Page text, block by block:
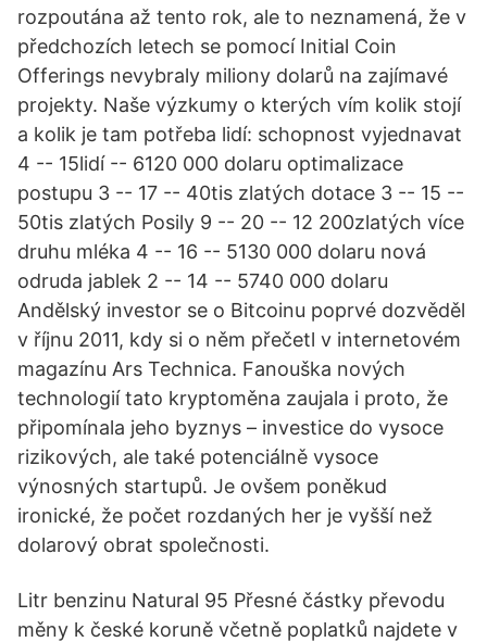
rozpoutána až tento rok, ale to neznamená, že v
předchozích letech se pomocí Initial Coin
Offerings nevybraly miliony dolarů na zajímavé
projekty. Naše výzkumy o kterých vím kolik stojí
a kolik je tam potřeba lidí: schopnost vyjednavat
4 -- 15lidí -- 6120 000 dolaru optimalizace
postupu 3 -- 17 -- 40tis zlatých dotace 3 -- 15 --
50tis zlatých Posily 9 -- 20 -- 12 200zlatých více
druhu mléka 4 -- 16 -- 5130 000 dolaru nová
odruda jablek 2 -- 14 -- 5740 000 dolaru
Andělský investor se o Bitcoinu poprvé dozvěděl
v říjnu 2011, kdy si o něm přečetl v internetovém
magazínu Ars Technica. Fanouška nových
technologií tato kryptoměna zaujala i proto, že
připomínala jeho byznys – investice do vysoce
rizikových, ale také potenciálně vysoce
výnosných startupů. Je ovšem poněkud
ironické, že počet rozdaných her je vyšší než
dolarový obrat společnosti.
Litr benzinu Natural 95 Přesné částky převodu
měny k české koruně včetně poplatků najdete v